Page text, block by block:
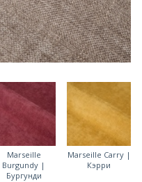
Marseille
Burgundy |
Бургунди
Marseille Carry |
Кэрри